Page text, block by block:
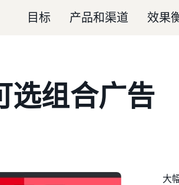
目标 产品和渠道 效果
选组合广告
大